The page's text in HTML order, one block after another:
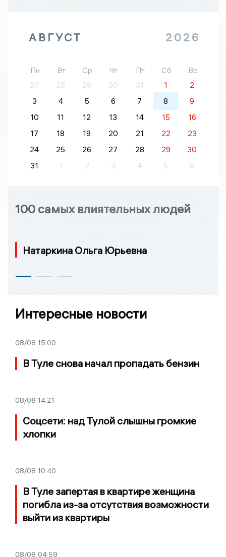
АВГУСТ 2026
Пн Вт Ср Чт Пт Сб
Вс
27
28 29 30 31 1
2
3
4 5 6 7 8
9
10
11 12 13 14 15
16
17
18 19 20 21 22
23
24
25 26 27 28 29
30
31
1 2 3 4 5 6
100 самых влиятельных людей
Натаркина Ольга Юрьевна
Интересные новости
08/08 15:00
В Туле снова начал пропадать бензин
08/08 14:21
Соцсети: над Тулой слышны громкие
хлопки
08/08 10:40
В Туле запертая в квартире женщина
погибла из-за отсутствия возможности
выйти из квартиры
08/08 04:59